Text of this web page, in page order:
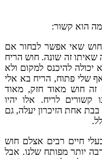
מה הוא קשור:
שאי אפשר לבחור אם
זה שונה. חוש הריח
יכולה להיכנס למקום ולא
שלי פתוח, הריח בא אלי
זה חוש מאוד חזק, מאוד
קשורים לריח. אלו יהיו
אחת הזיכרון יעלה, גם
חיים רבים אצלם חוש
יותר מפותח שלנו. אבל